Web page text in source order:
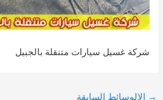
شركة غسيل سيارات متنقلة بالجبيل
Post→ الالوسائط السابقة